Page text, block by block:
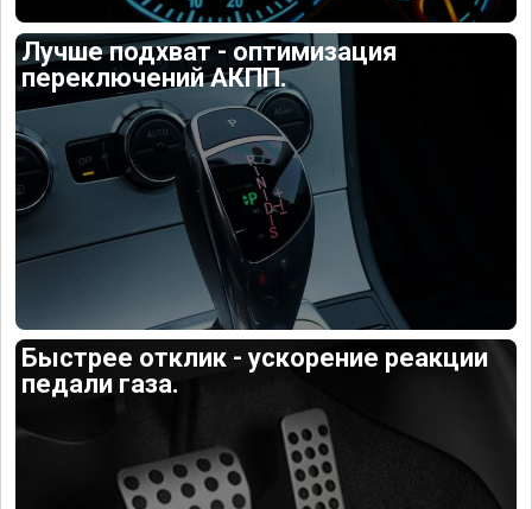
Лучше подхват - оптимизация
переключений АКПП.
Быстрее отклик - ускорение реакции
педали газа.